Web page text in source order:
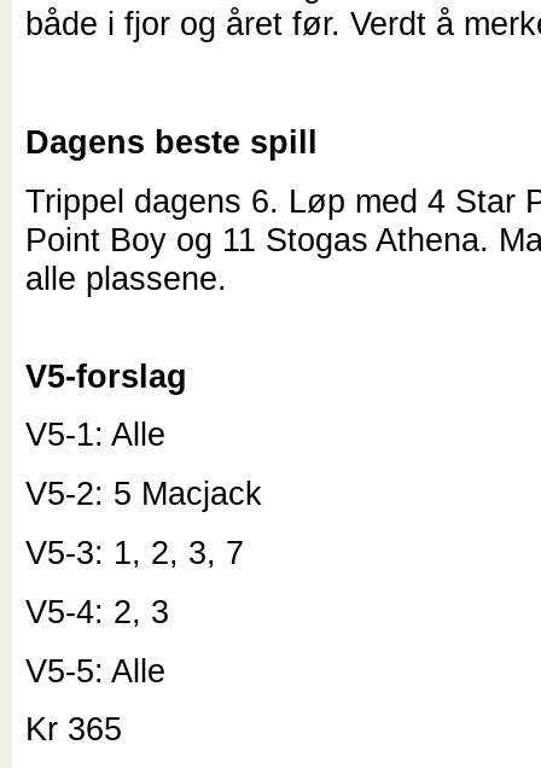
både i fjor og året før. Verdt å
Dagens beste spill
Trippel dagens 6. Løp med 4 Star
Point Boy og 11 Stogas Athena.
alle plassene.
V5-forslag
V5-1: Alle
V5-2: 5 Macjack
V5-3: 1, 2, 3, 7
V5-4: 2, 3
V5-5: Alle
Kr 365